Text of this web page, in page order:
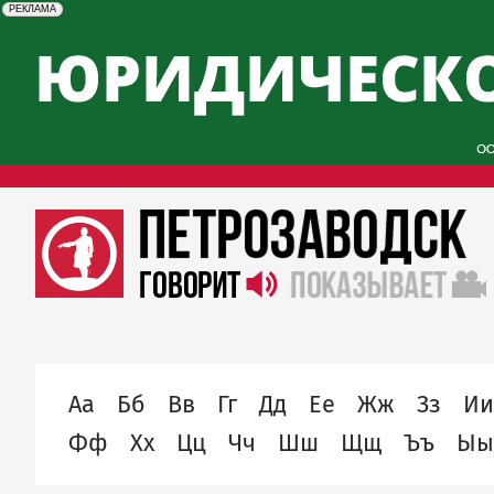
erid: 2SDnjcySKKc
РЕКЛАМА
Реклама
alphabet
Аа Бб Вв Гг Дд Ее Жж Зз Ии
Фф
Хх Цц Чч Шш Щщ Ъъ Ыы